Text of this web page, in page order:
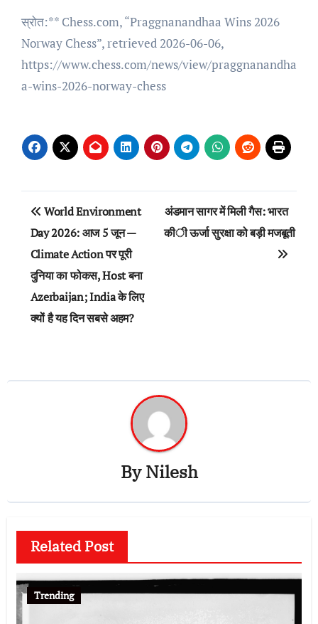
स्रोत:** Chess.com, “Praggnanandhaa Wins 2026
Norway Chess”, retrieved 2026-06-06,
https://www.chess.com/news/view/praggnanandha
a-wins-2026-norway-chess
Post
navigation
World Environment
Day 2026: आज 5 जून —
Climate Action पर पूरी
दुनिया का फोकस, Host बना
Azerbaijan; India के लिए
क्यों है यह दिन सबसे अहम?
अंडमान सागर में मिली गैस: भारत
की ऊर्जा सुरक्षा को बड़ी मजबूती
ByNilesh
Related Post
Trending